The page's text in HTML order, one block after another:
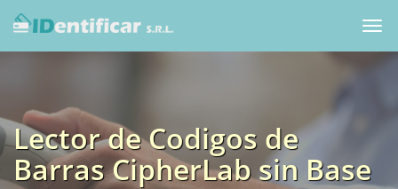
Lector de Codigos de
Barras CipherLab sin Base